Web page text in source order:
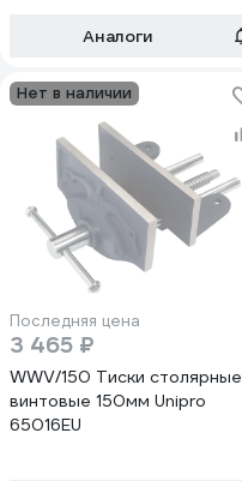
Аналоги
Нет в наличии
Последняя цена
3 465 ₽
WWV/150 Тиски столярные
винтовые 150мм Unipro
65016EU